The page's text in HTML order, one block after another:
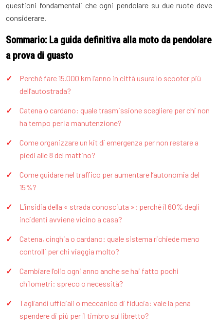
questioni fondamentali che ogni pendolare su due ruote deve
considerare.
Sommario: La guida definitiva alla moto da pendolare
a prova di guasto
Perché fare 15.000 km l’anno in città usura lo scooter più
dell’autostrada?
Catena o cardano: quale trasmissione scegliere per chi non
ha tempo per la manutenzione?
Come organizzare un kit di emergenza per non restare a
piedi alle 8 del mattino?
Come guidare nel traffico per aumentare l’autonomia del
15%?
L’insidia della « strada conosciuta »: perché il 60% degli
incidenti avviene vicino a casa?
Catena, cinghia o cardano: quale sistema richiede meno
controlli per chi viaggia molto?
Cambiare l’olio ogni anno anche se hai fatto pochi
chilometri: spreco o necessità?
Tagliandi ufficiali o meccanico di fiducia: vale la pena
spendere di più per il timbro sul libretto?